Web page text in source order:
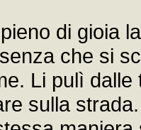
di gioia
che si
Li pulì
sulla